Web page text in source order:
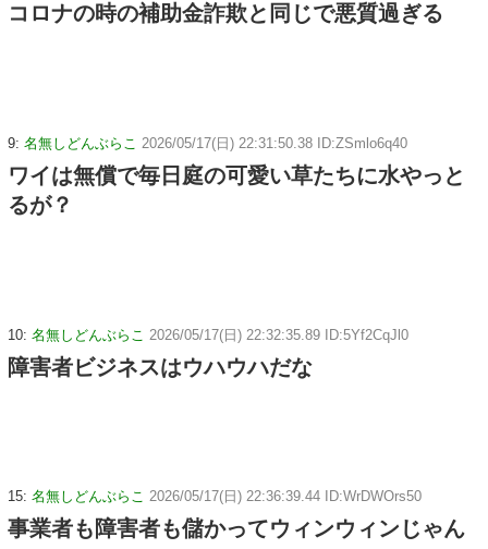
コロナの時の補助金詐欺と同じで悪質過ぎる
9: 名無しどんぶらこ 2026/05/17(日) 22:31:50.38 ID:ZSmlo6q40
ワイは無償で毎日庭の可愛い草たちに水やっと
るが？
10: 名無しどんぶらこ 2026/05/17(日) 22:32:35.89 ID:5Yf2CqJl0
障害者ビジネスはウハウハだな
15: 名無しどんぶらこ 2026/05/17(日) 22:36:39.44 ID:WrDWOrs50
事業者も障害者も儲かってウィンウィンじゃん